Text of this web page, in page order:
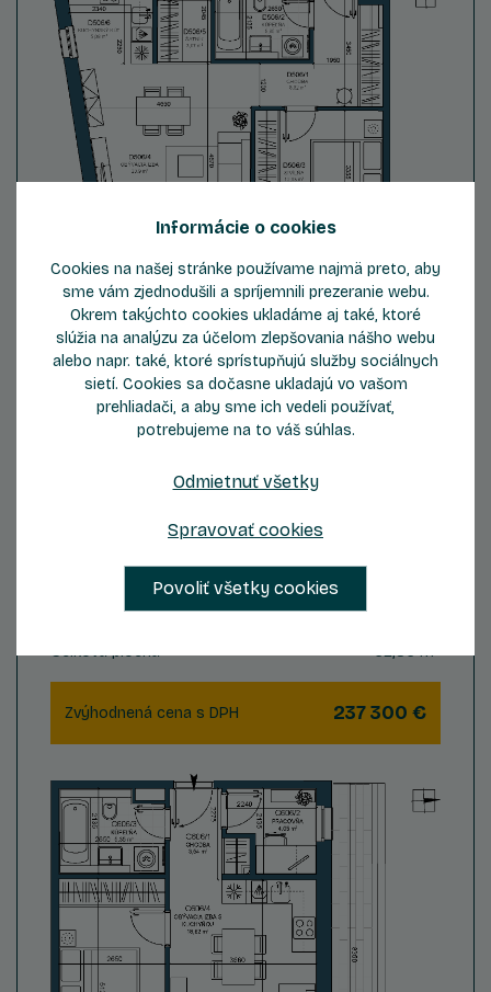
ZOBRAZIŤ DETAIL
Byt C606
2.5
Celková plocha 62,86 m
Zvýhodnená cena s DPH 237 300 €
Informácie o cookies
Cookies na našej stránke používame najmä preto, aby
sme vám zjednodušili a spríjemnili prezeranie webu.
Okrem takýchto cookies ukladáme aj také, ktoré
slúžia na analýzu za účelom zlepšovania nášho webu
alebo napr. také, ktoré sprístupňujú služby sociálnych
sietí. Cookies sa dočasne ukladajú vo vašom
prehliadači, a aby sme ich vedeli používať,
potrebujeme na to váš súhlas.
Odmietnuť všetky
Spravovať cookies
Povoliť všetky cookies